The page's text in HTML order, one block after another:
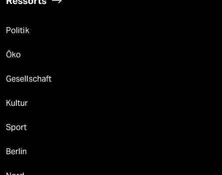
Politik
Öko
Gesellschaft
Kultur
Sport
Berlin